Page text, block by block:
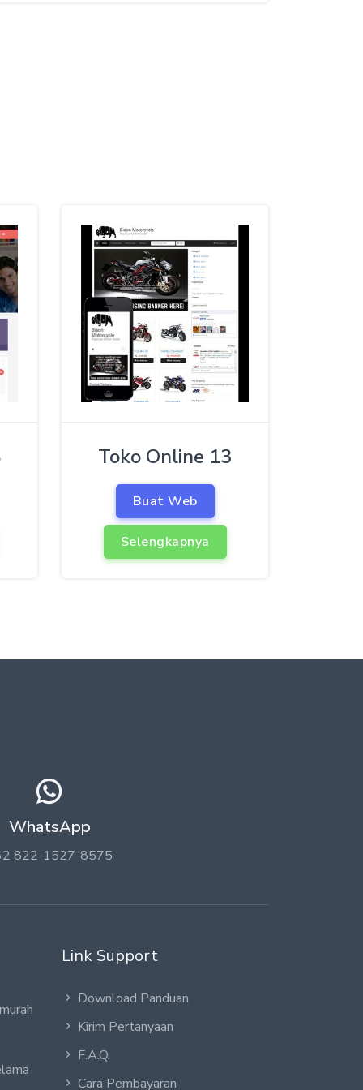
Toko Online 13
Buat Web
Selengkapnya
WhatsApp
822-1527-8575
Link Support
Download Panduan
Kirim Pertanyaan
F.A.Q.
Cara Pembayaran